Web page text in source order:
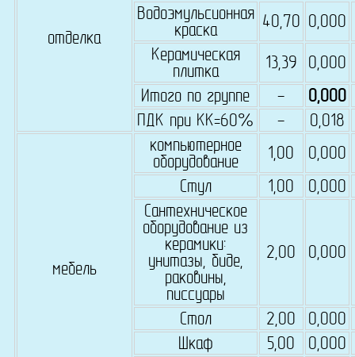
отделка
Водоэмульсионная
краска
40,70 0,000
Керамическая
плитка
13,39 0,000
Итого по группе
- 0,000
ПДК при КК=60%
- 0,018
мебель
компьютерное
оборудование
1,00 0,000
Стул
1,00 0,000
Сантехническое
оборудование из
керамики:
унитазы, биде,
раковины,
писсуары
2,00 0,000
Стол 2,00 0,000
Шкаф
5,00 0,000